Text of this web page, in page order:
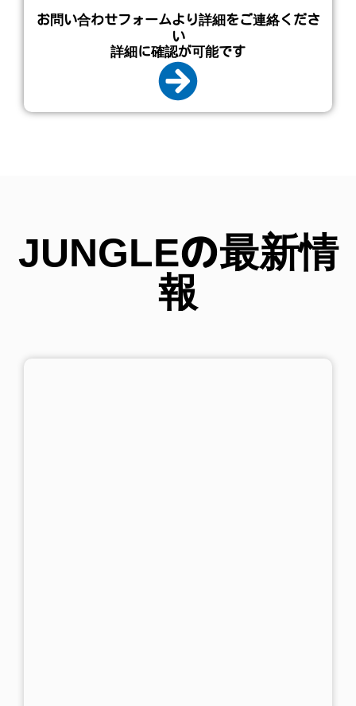
お問い合わせフォームより詳細をご連絡くださ
い
詳細に確認が可能です
JUNGLEの最新情
報